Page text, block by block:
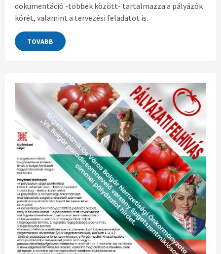
dokumentáció -többek között- tartalmazza a pályázók
körét, valamint a tervezési feladatot is.
TOVABB